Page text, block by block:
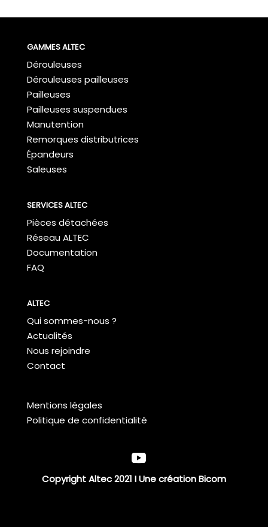
GAMMES ALTEC
Dérouleuses
Dérouleuses pailleuses
Pailleuses
Pailleuses suspendues
Manutention
Remorques distributrices
Épandeurs
Saleuses
SERVICES ALTEC
Pièces détachées
Réseau ALTEC
Documentation
FAQ
ALTEC
Qui sommes-nous ?
Actualités
Nous rejoindre
Contact
Mentions légales
Politique de confidentialité
Copyright Altec 2021 I Une créationBicom